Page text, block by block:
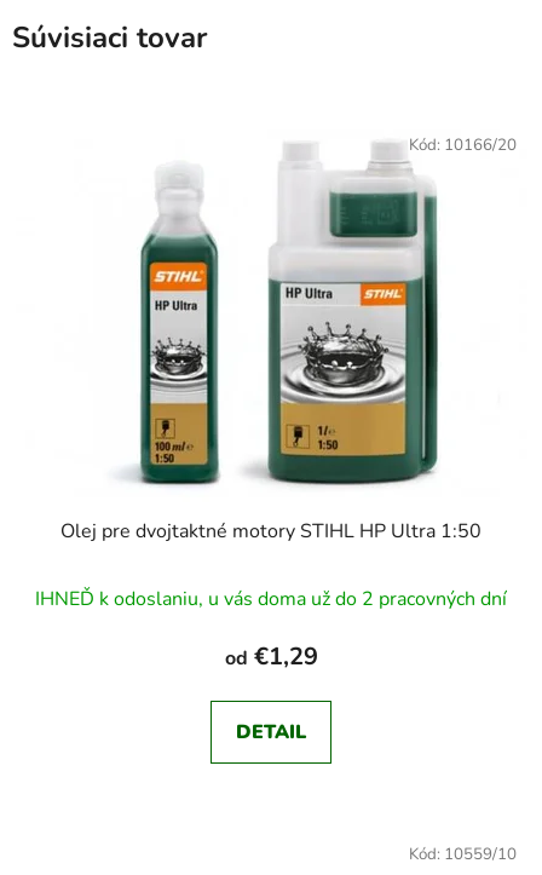
Súvisiaci tovar
Olej pre dvojtaktné motory STIHL HP Ultra 1:50
IHNEĎ k odoslaniu, u vás doma už do 2 pracovných dní
od €1,29
DETAIL
Kód: 10166/20
Kód: 10559/10